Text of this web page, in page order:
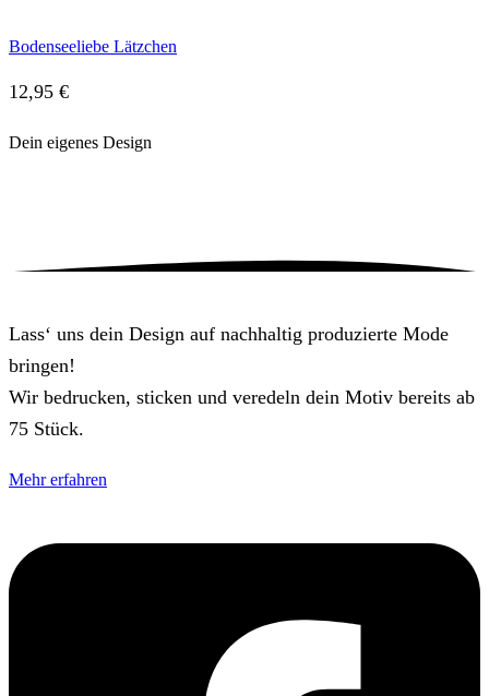
Bodenseeliebe Lätzchen
12,95 €
Dein eigenes Design
Lass‘ uns dein Design auf nachhaltig produzierte Mode
bringen!
Wir bedrucken, sticken und veredeln dein Motiv bereits ab
75 Stück.
Mehr erfahren